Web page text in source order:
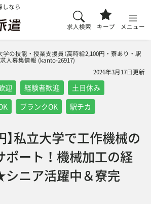
しなら
求人検索 キープ メニュー
の技能・授業支援員（高時給2,100円・寮あり・駅
人募集情報 (kanto-26917)
2026年3月17日更新
迎 経験者歓迎
土日休み
ブランクOK 駅チカ
】私立大学で工作機械の
ポート！機械加工の経
ニア活躍中＆寮完